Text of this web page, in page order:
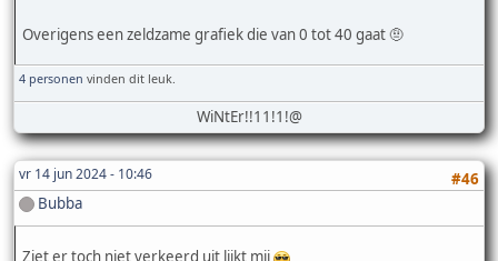
Overigens een zeldzame grafiek die van 0 tot 40 gaat 🤨
4 personen vinden dit leuk.
WiNtEr!!11!1!@
vr 14 jun 2024 - 10:46
#46
Bubba
Ziet er toch niet verkeerd uit lijkt mij